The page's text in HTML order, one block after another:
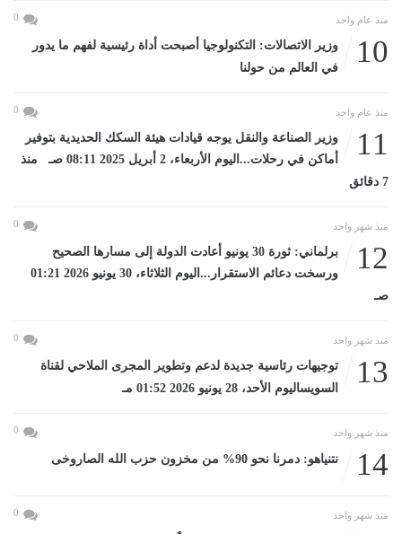
منذ عام واحد 0
10
وزير الاتصالات: التكنولوجيا أصبحت أداة رئيسية لفهم ما يدور
في العالم من حولنا
منذ عام واحد 0
11
وزير الصناعة والنقل يوجه قيادات هيئة السكك الحديدية بتوفير
أماكن في رحلات...اليوم الأربعاء، 2 أبريل 2025 08:11 صـ منذ
7 دقائق
منذ شهر واحد 0
12
برلماني: ثورة 30 يونيو أعادت الدولة إلى مسارها الصحيح
ورسخت دعائم الاستقرار...اليوم الثلاثاء، 30 يونيو 2026 01:21
صـ
منذ شهر واحد 0
13
توجيهات رئاسية جديدة لدعم وتطوير المجرى الملاحي لقناة
السويساليوم الأحد، 28 يونيو 2026 01:52 مـ
منذ شهر واحد 0
14 نتنياهو: دمرنا نحو 90% من مخزون حزب الله الصاروخى
منذ شهر واحد 0